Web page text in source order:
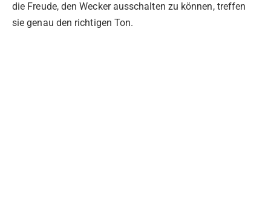
die Freude, den Wecker ausschalten zu können, treffen
sie genau den richtigen Ton.